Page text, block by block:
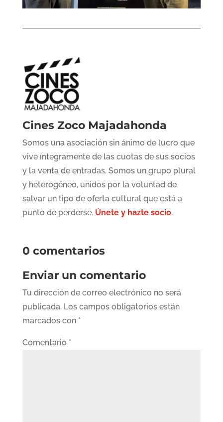
Cines Zoco Majadahonda
Somos una asociación sin ánimo de lucro que
vive íntegramente de las cuotas de sus socios
y la venta de entradas. Somos un grupo plural
y heterogéneo, unidos por la voluntad de
salvar un tipo de oferta cultural que está a
punto de perderse. Únete y hazte socio.
0 comentarios
Enviar un comentario
Tu dirección de correo electrónico no será
publicada. Los campos obligatorios están
marcados con *
Comentario *